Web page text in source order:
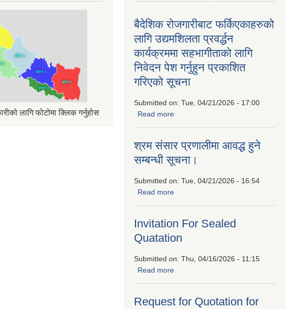
लागि फोटोमा क्लिक गर्नुहोस
बैदेशिक रोजगारीबाट फर्किएकाहरुको
लागि उद्यमशिलता प्रवर्द्धन
कार्यक्रममा सहभागीताको लागि
निवेदन पेश गर्नुहुन प्रकाशित
गरिएको सूचना
Submitted on: Tue, 04/21/2026 - 17:00
Read more
लागि उद्यमशिलता प्रवर्द्धन कार्यक्रममा
गरिएको सूचना
श्रम संसार प्रणालीमा आवद्ध हुने
सम्बन्धी सूचना।
Submitted on: Tue, 04/21/2026 - 16:54
Read more
सम्बन्धी सूचना।
Invitation For Sealed
Quatation
Submitted on: Thu, 04/16/2026 - 11:15
Read more
Quatation
Request for Quotation for